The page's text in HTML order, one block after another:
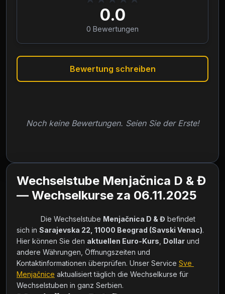
0.0
0 Bewertungen
Bewertung schreiben
Noch keine Bewertungen. Seien Sie der Erste!
Wechselstube Menjačnica D & Đ
— Wechselkurse za 06.11.2025
            Die Wechselstube
Menjačnica D & Đ befindet
sich in Sarajevska 22, 11000 Beograd (Savski Venac).
Hier können Sie den aktuellen Euro-Kurs Dollar und
andere Währungen, Öffnungszeiten und
Kontaktinformationen überprüfen. Unser Service Sve
Menjačnice aktualisiert täglich die Wechselkurse für
Wechselstuben in ganz Serbien.